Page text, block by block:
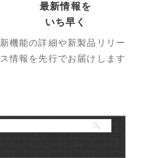
最新情報を
いち早く
新機能の詳細や新製品リリー
ス情報を先行でお届けします